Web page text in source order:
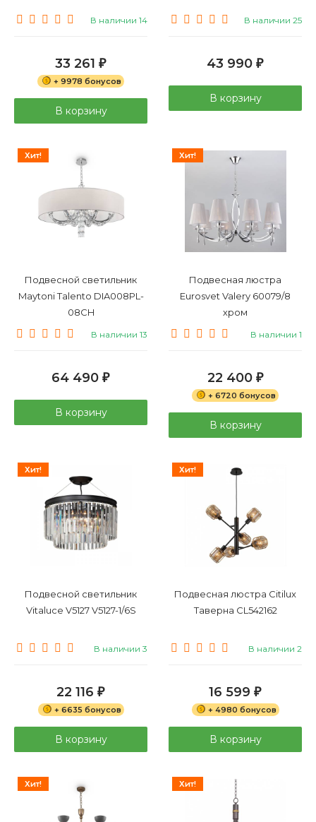
В наличии 14
33 261 ₽
+ 9978 бонусов
В корзину
В наличии 25
43 990 ₽
В корзину
Хит!
Подвесной светильник
Maytoni Talento DIA008PL-
08CH
В наличии 13
64 490 ₽
В корзину
Хит!
Подвесная люстра
Eurosvet Valery 60079/8
хром
В наличии 1
22 400 ₽
+ 6720 бонусов
В корзину
Хит!
Подвесной светильник
Vitaluce V5127 V5127-1/6S
В наличии 3
22 116 ₽
+ 6635 бонусов
В корзину
Хит!
Подвесная люстра Citilux
Таверна CL542162
В наличии 2
16 599 ₽
+ 4980 бонусов
В корзину
Хит! Хит!